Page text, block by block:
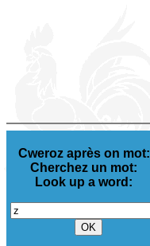
Cweroz après on mot:
Cherchez un mot:
Look up a word: